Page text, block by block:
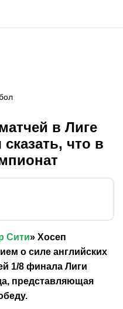
в Лиге
что в
Сити» Хосеп
о силе английских
1/8 финала Лиги
представляющая